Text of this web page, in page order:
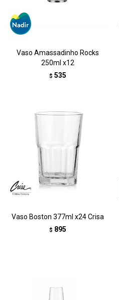
Vaso Amassadinho Rocks
250ml x12
$ 535
Vaso Boston 377ml x24 Crisa
$ 895